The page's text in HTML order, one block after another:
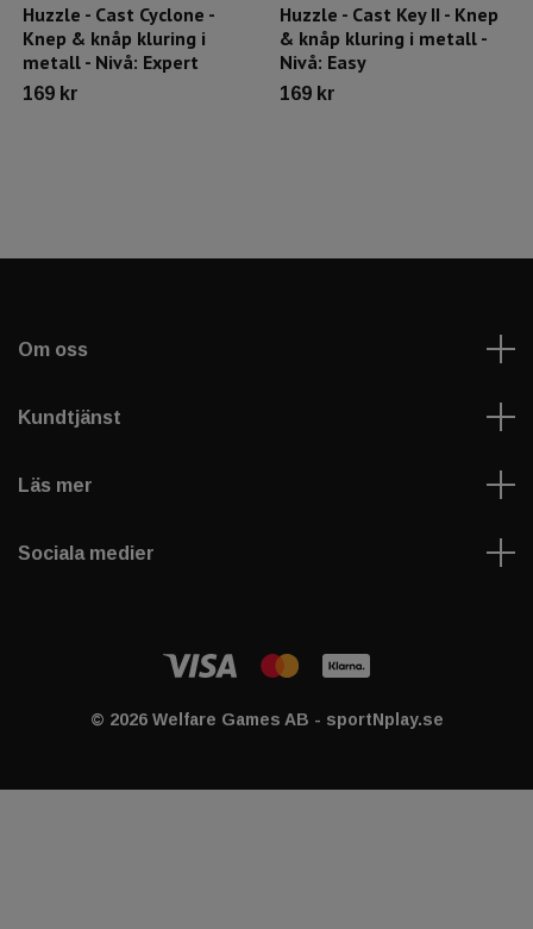
Huzzle - Cast Cyclone -
Knep & knåp kluring i
metall - Nivå: Expert
169 kr
Huzzle - Cast Key II - Knep
& knåp kluring i metall -
Nivå: Easy
169 kr
Om oss
Kundtjänst
Läs mer
Sociala medier
© 2026 Welfare Games AB - sportNplay.se